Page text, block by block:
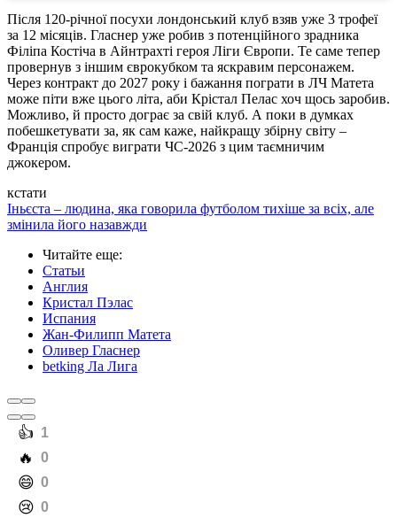
Після 120-річної посухи лондонський клуб взяв уже 3 трофеї
за 12 місяців. Гласнер уже робив з потенційного зрадника
Філіпа Костіча в Айнтрахті героя Ліги Європи. Те саме тепер
провернув з іншим єврокубком та яскравим персонажем.
Через контракт до 2027 року і бажання пограти в ЛЧ Матета
може піти вже цього літа, аби Крістал Пелас хоч щось заробив.
Можливо, й просто дограє за свій клуб. А поки в думках
побешкетувати за, як сам каже, найкращу збірну світу –
Франція спробує виграти ЧС-2026 з цим таємничим
джокером.
кстати
Іньєста – людина, яка говорила футболом тихіше за всіх, але
змінила його назавжди
Читайте еще:
Статьи
Англия
Кристал Пэлас
Испания
Жан-Филипп Матета
Оливер Гласнер
betking Ла Лига
️👍 1
️🔥 0
️😄 0
️😢 0